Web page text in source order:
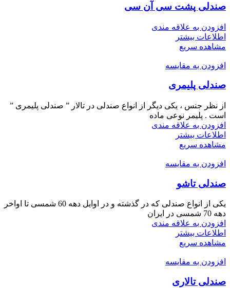
صندلی پشت سی آن سی
افزودن به علاقه مندی
اطلاعات بیشتر
مشاهده سریع
افزودن به مقایسه
صندلی پلیمری
از نظر جنس ، یکی دیگر از انواع صندلی در تالار ” صندلی پلیمری ”
است . پلیمر نوعی ماده
افزودن به علاقه مندی
اطلاعات بیشتر
مشاهده سریع
افزودن به مقایسه
صندلی تاشو
یکی از انواع صندلی که در گذشته و در اوایل دهه 60 شمسی تا اواخر
دهه 70 شمسی در ایران
افزودن به علاقه مندی
اطلاعات بیشتر
مشاهده سریع
افزودن به مقایسه
صندلی تالاری